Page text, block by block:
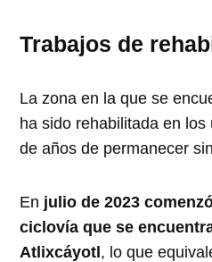
Trabajos de
La zona en la que se
ha sido rehabilitada en
de años de permanecer
En julio de 2023
ciclovía que se
Atlixcáyotl, lo que